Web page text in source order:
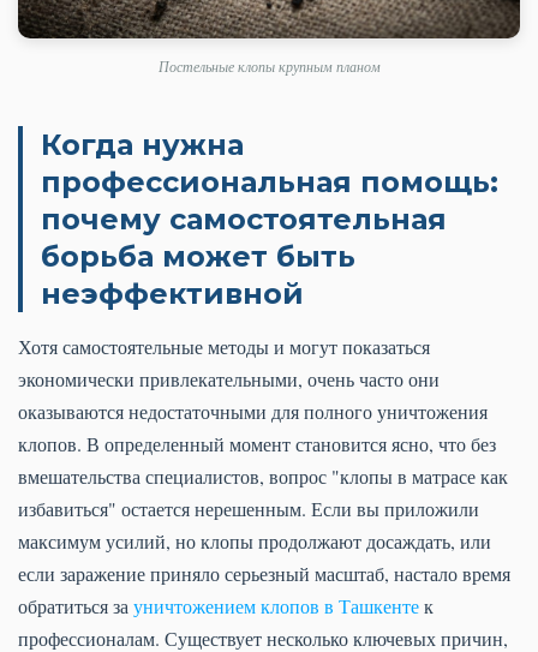
Постельные клопы крупным планом
Когда нужна
профессиональная помощь:
почему самостоятельная
борьба может быть
неэффективной
Хотя самостоятельные методы и могут показаться
экономически привлекательными, очень часто они
оказываются недостаточными для полного уничтожения
клопов. В определенный момент становится ясно, что без
вмешательства специалистов, вопрос "клопы в матрасе как
избавиться" остается нерешенным. Если вы приложили
максимум усилий, но клопы продолжают досаждать, или
если заражение приняло серьезный масштаб, настало время
обратиться за уничтожением клопов в Ташкентек
профессионалам. Существует несколько ключевых причин,